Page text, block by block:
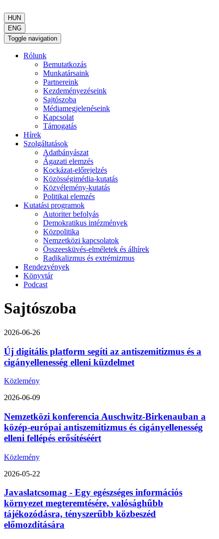
HUN
ENG
Toggle navigation
Rólunk
Bemutatkozás
Munkatársaink
Partnereink
Kezdeményezéseink
Sajtószoba
Médiamegjelenéseink
Kapcsolat
Támogatás
Hírek
Szolgáltatások
Adatbányászat
Ágazati elemzés
Kockázat-előrejelzés
Közösségimédia-kutatás
Közvélemény-kutatás
Politikai elemzés
Kutatási programok
Autoriter befolyás
Demokratikus intézmények
Közpolitika
Nemzetközi kapcsolatok
Összeesküvés-elméletek és álhírek
Radikalizmus és extrémizmus
Rendezvények
Könyvtár
Podcast
Sajtószoba
2026-06-26
Új digitális platform segíti az antiszemitizmus és a
cigányellenesség elleni küzdelmet
Közlemény
2026-06-09
Nemzetközi konferencia Auschwitz-Birkenauban a
közép-európai antiszemitizmus és cigányellenesség
elleni fellépés erősítéséért
Közlemény
2026-05-22
Javaslatcsomag - Egy egészséges információs
környezet megteremtésére, valósághűbb
tájékozódásra, tényszerűbb közbeszéd
előmozdítására